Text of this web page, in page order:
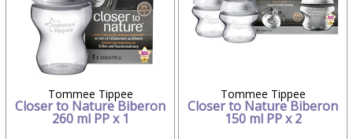
Tommee Tippee
Closer to Nature Biberon
260 ml PP x 1
Tommee Tippee
Closer to Nature Biberon
150 ml PP x 2